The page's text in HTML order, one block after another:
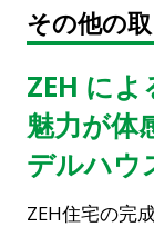
その他の
ZEH に
魅力が体
デルハウ
ZEH住宅の完